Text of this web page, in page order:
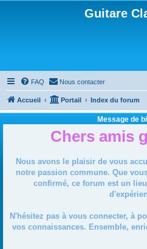
Guitare
FAQ Nous contacter
Accueil Portail Index du forum
Message de
Chers amis
Nous avons le plaisir de vous
notre passion commune. Que
confirmé, ce forum est un
N'hésitez pas à vous connecter, à
vos connaissances. Ensemble,